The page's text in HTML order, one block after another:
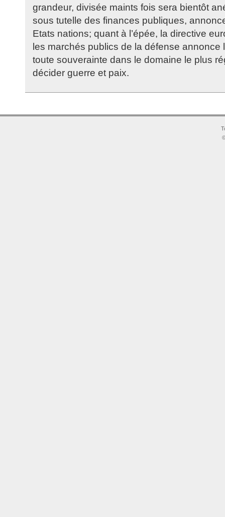
grandeur, divisée maints fois sera bientôt
sous tutelle des finances publiques,
Etats nations; quant à l’épée, la directive
les marchés publics de la défense annonce
toute souverainte dans le domaine le plus
décider guerre et paix.